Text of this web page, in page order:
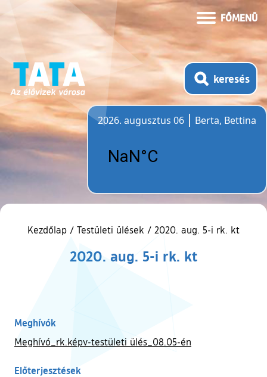
FŐMENÜ
keresés
2026. augusztus 06
Berta, Bettina
Kezdőlap / Testületi ülések / 2020. aug. 5-i rk. kt
2020. aug. 5-i rk. kt
Meghívók
Meghívó_rk.képv-testületi ülés_08.05-én
Előterjesztések